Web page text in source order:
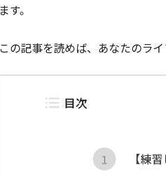
ます。
この記事を読めば、あなたのラ
目次
【練